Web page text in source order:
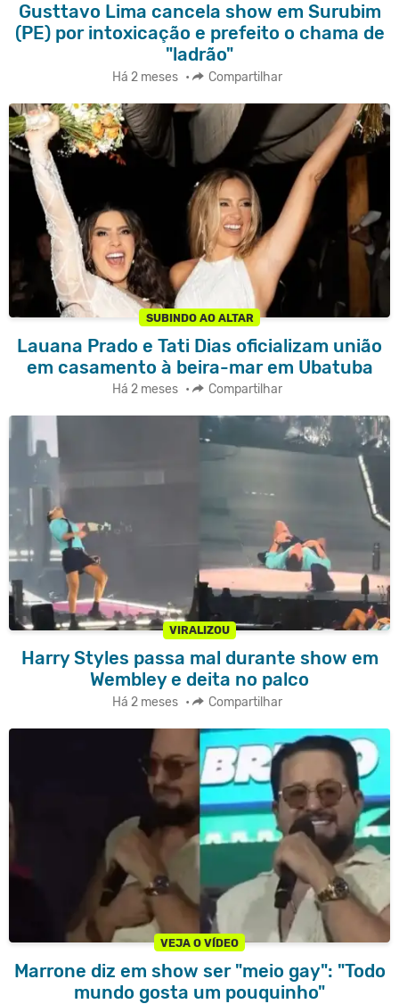
Gusttavo Lima cancela show em Surubim
(PE) por intoxicação e prefeito o chama de
"ladrão"
Há 2 meses • Compartilhar
SUBINDO AO ALTAR
Lauana Prado e Tati Dias oficializam união
em casamento à beira-mar em Ubatuba
Há 2 meses • Compartilhar
VIRALIZOU
Harry Styles passa mal durante show em
Wembley e deita no palco
Há 2 meses • Compartilhar
VEJA O VÍDEO
Marrone diz em show ser "meio gay": "Todo
mundo gosta um pouquinho"